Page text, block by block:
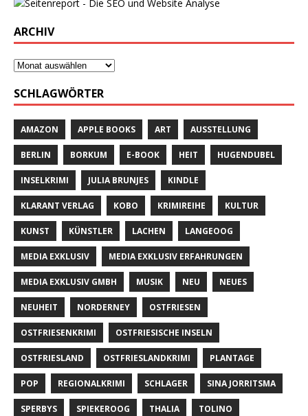
ARCHIV
SCHLAGWÖRTER
AMAZON APPLE BOOKS ART AUSSTELLUNG
BERLIN BORKUM E-BOOK HEIT HUGENDUBEL
INSELKRIMI JULIA BRUNJES KINDLE
KLARANT VERLAG KOBO KRIMIREIHE KULTUR
KUNST KÜNSTLER LACHEN LANGEOOG
MEDIA EXKLUSIV MEDIA EXKLUSIV ERFAHRUNGEN
MEDIA EXKLUSIV GMBH MUSIK NEU NEUES
NEUHEIT NORDERNEY OSTFRIESEN
OSTFRIESENKRIMI OSTFRIESISCHE INSELN
OSTFRIESLAND OSTFRIESLANDKRIMI PLANTAGE
POP REGIONALKRIMI SCHLAGER SINA JORRITSMA
SPERBYS SPIEKEROOG THALIA TOLINO